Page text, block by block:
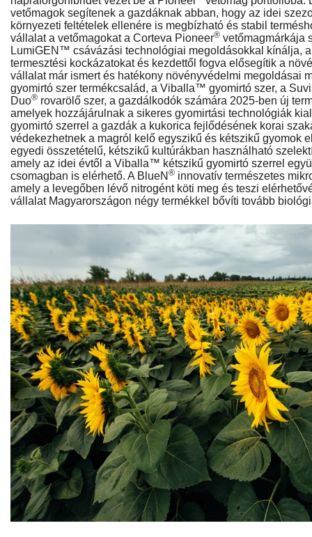
vetőmagok segítenek a gazdáknak abban, hogy az idei
környezeti feltételek ellenére is megbízható és stabil
vállalat a vetőmagokat a Corteva Pioneer® vetőmagmárkája
LumiGEN™ csávázási technológiai megoldásokkal kínálja,
termesztési kockázatokat és kezdettől fogva elősegítik a
vállalat már ismert és hatékony növényvédelmi megoldásai
gyomirtó szer termékcsalád, a Viballa™ gyomirtó szer, a
Duo® rovarölő szer, a gazdálkodók számára 2025-ben új
amelyek hozzájárulnak a sikeres gyomirtási technológiák
gyomirtó szerrel a gazdák a kukorica fejlődésének korai
védekezhetnek a magról kelő egyszikű és kétszikű gyomok
egyedi összetételű, kétszikű kultúrákban használható
amely az idei évtől a Viballa™ kétszikű gyomirtó szerrel
csomagban is elérhető. A BlueN ® innovatív természetes
amely a levegőben lévő nitrogént köti meg és teszi
vállalat Magyarországon négy termékkel bővíti tovább